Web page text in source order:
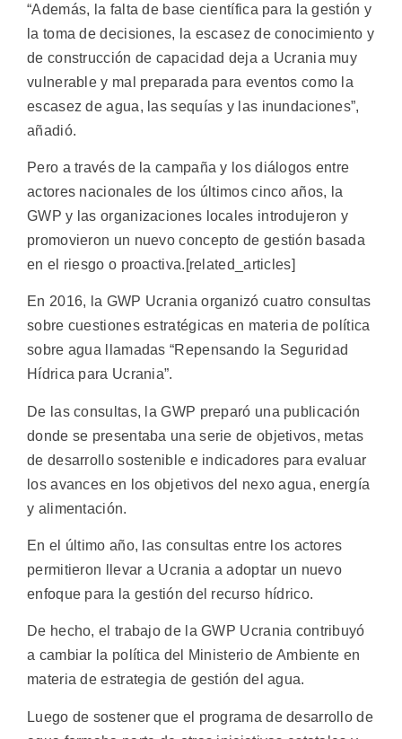
“Además, la falta de base científica para la gestión y
la toma de decisiones, la escasez de conocimiento y
de construcción de capacidad deja a Ucrania muy
vulnerable y mal preparada para eventos como la
escasez de agua, las sequías y las inundaciones”,
añadió.
Pero a través de la campaña y los diálogos entre
actores nacionales de los últimos cinco años, la
GWP y las organizaciones locales introdujeron y
promovieron un nuevo concepto de gestión basada
en el riesgo o proactiva.[related_articles]
En 2016, la GWP Ucrania organizó cuatro consultas
sobre cuestiones estratégicas en materia de política
sobre agua llamadas “Repensando la Seguridad
Hídrica para Ucrania”.
De las consultas, la GWP preparó una publicación
donde se presentaba una serie de objetivos, metas
de desarrollo sostenible e indicadores para evaluar
los avances en los objetivos del nexo agua, energía
y alimentación.
En el último año, las consultas entre los actores
permitieron llevar a Ucrania a adoptar un nuevo
enfoque para la gestión del recurso hídrico.
De hecho, el trabajo de la GWP Ucrania contribuyó
a cambiar la política del Ministerio de Ambiente en
materia de estrategia de gestión del agua.
Luego de sostener que el programa de desarrollo de